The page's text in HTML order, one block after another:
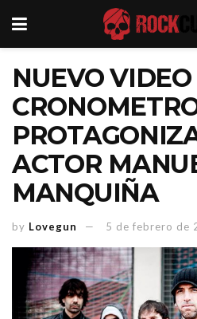
NUEVO
ACTOR
MANQUIÑA
by Lovegun 5 de febrero de